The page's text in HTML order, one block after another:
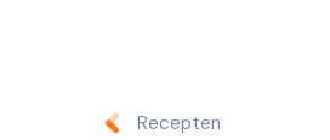
Recepten